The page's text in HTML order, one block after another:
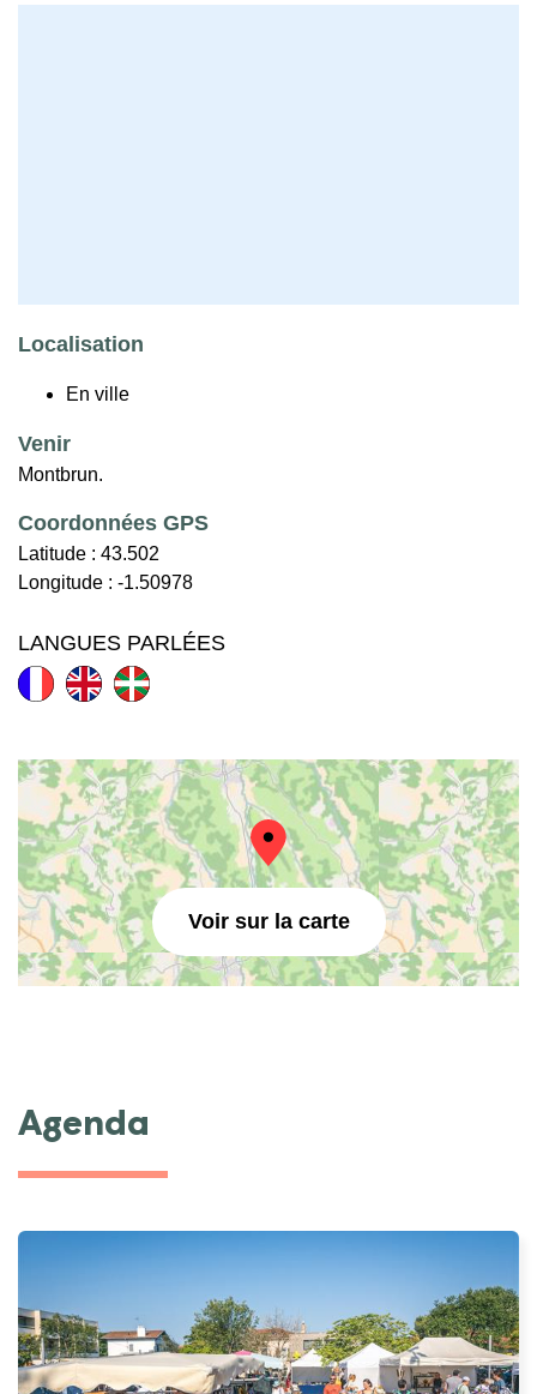
Localisation
En ville
Venir
Montbrun.
Coordonnées GPS
Latitude : 43.502
Longitude : -1.50978
LANGUES PARLÉES
Voir sur la carte
Agenda